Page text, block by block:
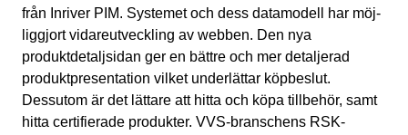
från Inriver PIM. Systemet och dess datamodell har möj­­
liggjort vidareutveckling av webben. Den nya
produktdetaljsidan ger en bättre och mer detaljerad
produkt­pre­sen­­tation vilket underlättar köpbeslut.
Dessutom är det lättare att hitta och köpa tillbehör, samt
hitta certi­fi­e­ra­de produkter. VVS-branschens RSK-